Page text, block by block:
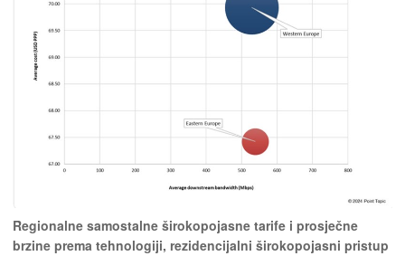
Regionalne samostalne širokopojasne tarife i prosječne
brzine prema tehnologiji, rezidencijalni širokopojasni pristup